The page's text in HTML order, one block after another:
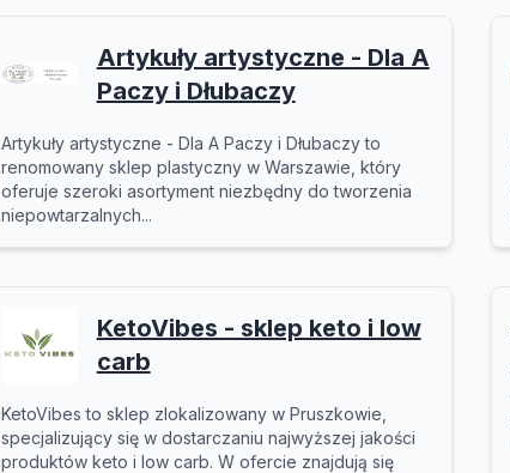
Artykuły artystyczne - Dla A
Paczy i Dłubaczy
Artykuły artystyczne - Dla A Paczy i Dłubaczy to
renomowany sklep plastyczny w Warszawie, który
oferuje szeroki asortyment niezbędny do tworzenia
niepowtarzalnych...
KetoVibes - sklep keto i low
carb
KetoVibes to sklep zlokalizowany w Pruszkowie,
specjalizujący się w dostarczaniu najwyższej jakości
produktów keto i low carb. W ofercie znajdują się